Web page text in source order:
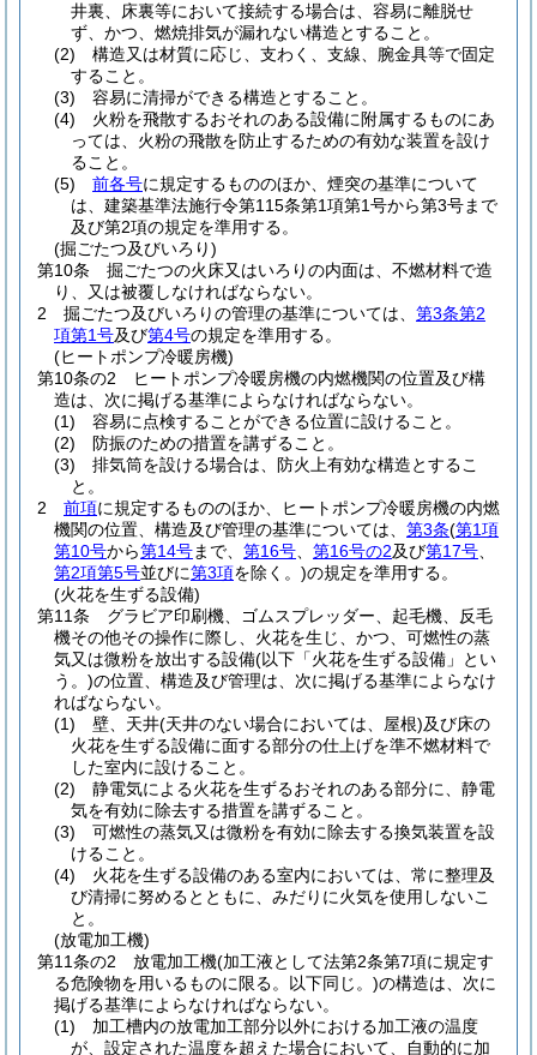
井裏、床裏等において接続する場合は、容易に離脱せ
ず、かつ、燃焼排気が漏れない構造とすること。
(2)
構造又は材質に応じ、支わく、支線、腕金具等で固定
すること。
(3)
容易に清掃ができる構造とすること。
(4)
火粉を飛散するおそれのある設備に附属するものにあ
っては、火粉の飛散を防止するための有効な装置を設け
ること。
(5)
前各号に規定するもののほか、煙突の基準について
は、建築基準法施行令第115条第1項第1号から第3号まで
及び第2項の規定を準用する。
(掘ごたつ及びいろり)
第10条
掘ごたつの火床又はいろりの内面は、不燃材料で造
り、又は被覆しなければならない。
2
掘ごたつ及びいろりの管理の基準については、 第3条第2
項第1号及び第4号の規定を準用する。
(ヒートポンプ冷暖房機)
第10条の2
ヒートポンプ冷暖房機の内燃機関の位置及び構
造は、次に掲げる基準によらなければならない。
(1)
容易に点検することができる位置に設けること。
(2)
防振のための措置を講ずること。
(3)
排気筒を設ける場合は、防火上有効な構造とするこ
と。
2
前項に規定するもののほか、ヒートポンプ冷暖房機の内燃
機関の位置、構造及び管理の基準については、 第3条(第1項
第10号から第14号まで、 第16号 第16号の2及び第17号
第2項第5号並びに第3項を除く。)の規定を準用する。
(火花を生ずる設備)
第11条
グラビア印刷機、ゴムスプレッダー、起毛機、反毛
機その他その操作に際し、火花を生じ、かつ、可燃性の蒸
気又は微粉を放出する設備(以下「火花を生ずる設備」とい
う。)の位置、構造及び管理は、次に掲げる基準によらなけ
ればならない。
(1)
壁、天井(天井のない場合においては、屋根)及び床の
火花を生ずる設備に面する部分の仕上げを準不燃材料で
した室内に設けること。
(2)
静電気による火花を生ずるおそれのある部分に、静電
気を有効に除去する措置を講ずること。
(3)
可燃性の蒸気又は微粉を有効に除去する換気装置を設
けること。
(4)
火花を生ずる設備のある室内においては、常に整理及
び清掃に努めるとともに、みだりに火気を使用しないこ
と。
(放電加工機)
第11条の2
放電加工機(加工液として法第2条第7項に規定す
る危険物を用いるものに限る。以下同じ。)の構造は、次に
掲げる基準によらなければならない。
(1)
加工槽内の放電加工部分以外における加工液の温度
が、設定された温度を超えた場合において、自動的に加